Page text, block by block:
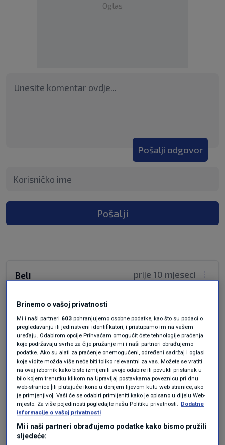
Oglas
Pošalji odgovor
Pošalji
prije 10 mjeseci
Beli
Politička oglašavanja su prisutna samo u
vrijeme izbora i najmanje su opterećenje za
civilno društvo dok svakodnevno iskakanje
oglašivača razara mozak, pa tako za vrijeme
ovog mog pisanja su iskočili Pevex, Telemach,
Casa. It, Samsung, City center one, terranook,
Nivea, Dali, Stihl i svakim dodirom ekrana broj
im se povećava.
Odgovor
Brinemo o vašoj privatnosti
Mi i naši partneri 603 pohranjujemo osobne podatke, kao što su podaci o
pregledavanju ili jedinstveni identifikatori, i pristupamo im na vašem
uređaju. Odabirom opcije Prihvaćam omogućit ćete tehnologije praćenja
koje podržavaju svrhe za čije pružanje mi i naši partneri obrađujemo
podatke. Ako su alati za praćenje onemogućeni, određeni sadržaj i oglasi
koje vidite možda više neće biti toliko relevantni za vas. Možete se vratiti
na ovaj izbornik kako biste izmijenili svoje odabire ili povukli pristanak u
bilo kojem trenutku klikom na Upravljaj postavkama poveznicu pri dnu
web-stranice [ili plutajuće ikone u donjem lijevom kutu web stranice, ako
je primjenjivo]. Vaši će se odabiri primijeniti kako je opisano u dijelu Web-
mjesto. Za više pojedinosti pogledajte našu Politiku privatnosti. Dodatne
informacije o vašoj privatnosti
Mi i naši partneri obrađujemo podatke kako bismo pružili
sljedeće: